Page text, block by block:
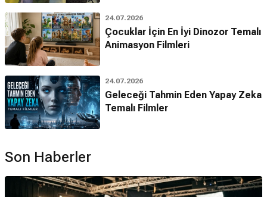
24.07.2026
Çocuklar İçin En İyi Dinozor Temalı
Animasyon Filmleri
24.07.2026
Geleceği Tahmin Eden Yapay Zeka
Temalı Filmler
Son Haberler